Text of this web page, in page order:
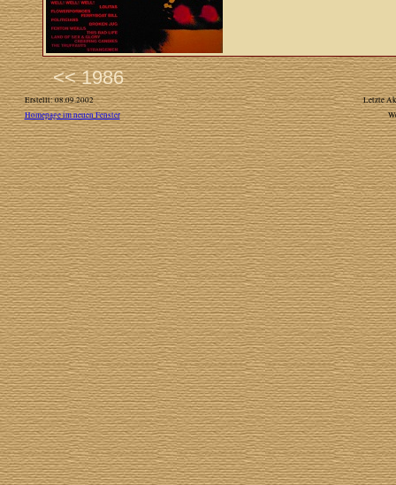
<< 1986
Erstellt: 08.09.2002
Letzte
Homepage im neuen Fenster